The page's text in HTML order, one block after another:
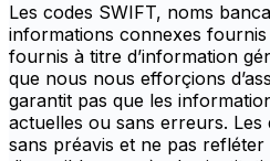
Les codes SWIFT, noms
informations connexes
fournis à titre d’information
que nous nous efforçions
garantit pas que les
actuelles ou sans erreurs.
sans préavis et ne pas